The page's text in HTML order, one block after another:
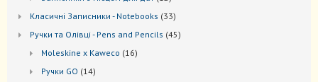
Kласичні Записники - Notebooks 3333
Ручки та Олівці - Pens and Pencils 4545
Moleskine x Kaweco 1616
Ручки GO 1414